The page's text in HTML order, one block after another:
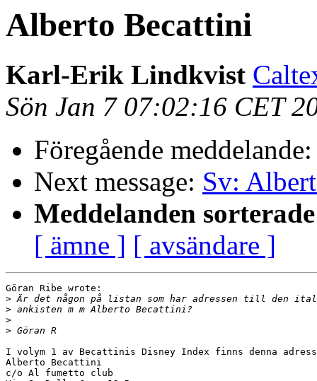
Alberto Becattini
Karl-Erik Lindkvist
Sön Jan 7 07:02:16 CET
Föregående meddelande:
Next message: Sv:
Meddelanden
[ ämne ] [ avsändare ]
Göran Ribe wrote:
>
>
>
>
I volym 1 av Becattinis Disney Index finns denna
Alberto Becattini
c/o Al fumetto club